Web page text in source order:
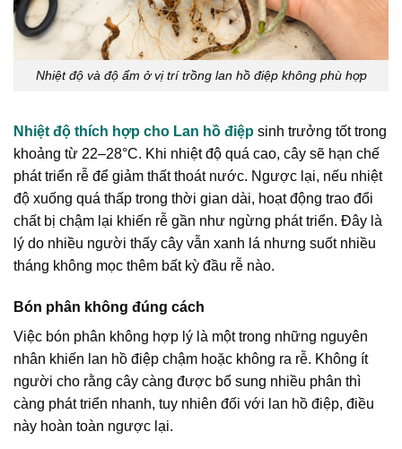
Nhiệt độ và độ ẩm ở vị trí trồng lan hồ điệp không phù hợp
Nhiệt độ thích hợp cho Lan hồ điệp sinh trưởng tốt trong
khoảng từ 22–28°C. Khi nhiệt độ quá cao, cây sẽ hạn chế
phát triển rễ để giảm thất thoát nước. Ngược lại, nếu nhiệt
độ xuống quá thấp trong thời gian dài, hoạt động trao đổi
chất bị chậm lại khiến rễ gần như ngừng phát triển. Đây là
lý do nhiều người thấy cây vẫn xanh lá nhưng suốt nhiều
tháng không mọc thêm bất kỳ đầu rễ nào.
Bón phân không đúng cách
Việc bón phân không hợp lý là một trong những nguyên
nhân khiến lan hồ điệp chậm hoặc không ra rễ. Không ít
người cho rằng cây càng được bổ sung nhiều phân thì
càng phát triển nhanh, tuy nhiên đối với lan hồ điệp, điều
này hoàn toàn ngược lại.